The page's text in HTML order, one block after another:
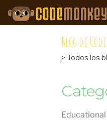
Blog de
> Todos los